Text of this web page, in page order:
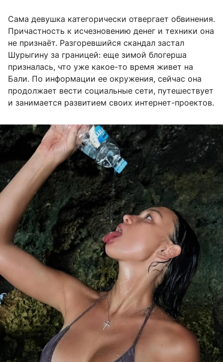
Сама девушка категорически отвергает обвинения.
Причастность к исчезновению денег и техники она
не признаёт. Разгоревшийся скандал застал
Шурыгину за границей: еще зимой блогерша
призналась, что уже какое-то время живет на
Бали. По информации ее окружения, сейчас она
продолжает вести социальные сети, путешествует
и занимается развитием своих интернет-проектов.